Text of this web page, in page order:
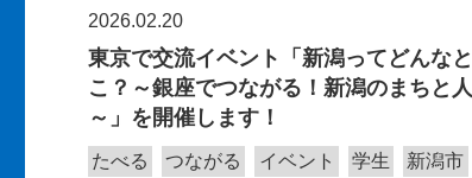
2026.02.20
東京で交流イベント「新潟ってどんなと
こ？～銀座でつながる！新潟のまちと人
～」を開催します！
たべる つながる イベント 学生 新潟市